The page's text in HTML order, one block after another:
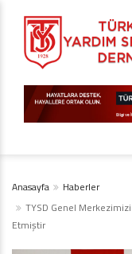
Anasayfa
Haberler
TYSD Genel
Etmiştir